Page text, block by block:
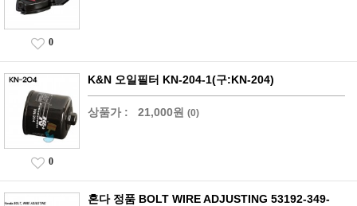
0
K&N 오일필터 KN-204-1(구:KN-204)
상품가 : 21,000원 (0)
0
혼다 정품 BOLT WIRE ADJUSTING 53192-349-